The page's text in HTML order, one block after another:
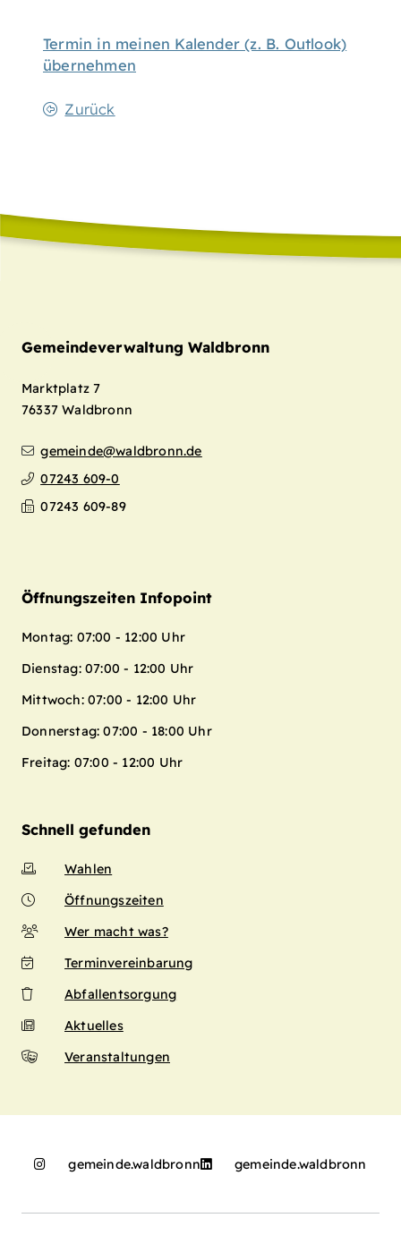
Termin in meinen Kalender (z. B. Outlook)
übernehmen
Zurück
Gemeindeverwaltung Waldbronn
Marktplatz 7
76337 Waldbronn
gemeinde@waldbronn.de
07243 609-0
07243 609-89
Öffnungszeiten Infopoint
Montag: 07:00 - 12:00 Uhr
Dienstag: 07:00 - 12:00 Uhr
Mittwoch: 07:00 - 12:00 Uhr
Donnerstag: 07:00 - 18:00 Uhr
Freitag: 07:00 - 12:00 Uhr
Schnell gefunden
Wahlen
Öffnungszeiten
Wer macht was?
Terminvereinbarung
Abfallentsorgung
Aktuelles
Veranstaltungen
gemeinde.waldbronn gemeinde.waldbronn